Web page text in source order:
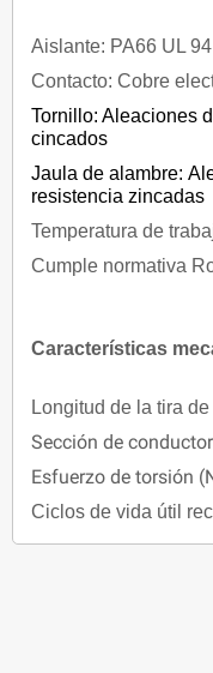
Aislante: PA66 UL
Contacto: Cobre
Tornillo: Aleaciones
cincados
Jaula de alambre:
resistencia zincadas
Temperatura de
Cumple normativa
Características
Longitud de la tira
Sección de
Esfuerzo de torsión
Ciclos de vida útil